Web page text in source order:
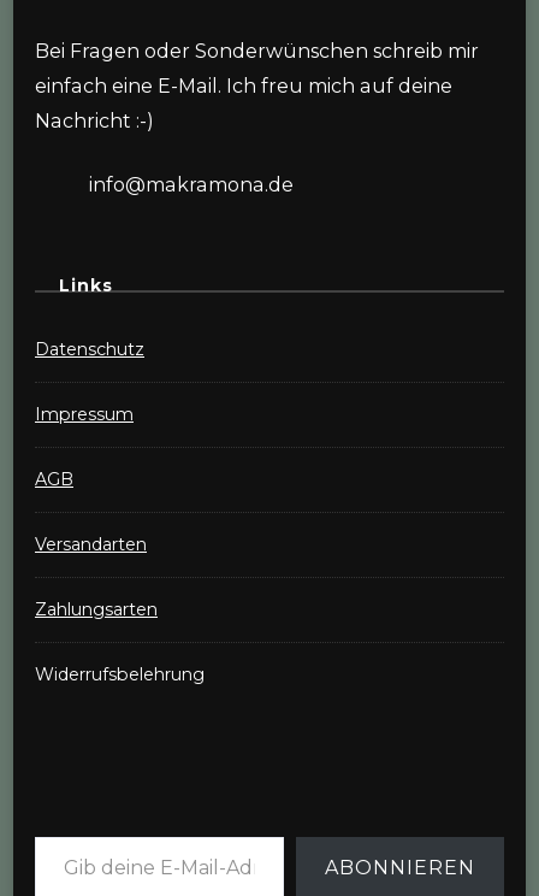
Bei Fragen oder Sonderwünschen schreib mir
einfach eine E-Mail. Ich freu mich auf deine
Nachricht :-)
info@makramona.de
Links
Datenschutz
Impressum
AGB
Versandarten
Zahlungsarten
Widerrufsbelehrung
Gib deine E-Mail-Adresse ein ...
ABONNIEREN